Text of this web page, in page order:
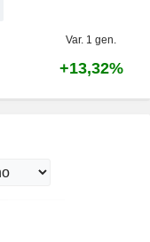
Var. 1 gen.
+13,32%